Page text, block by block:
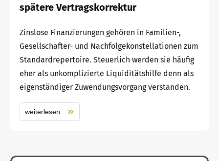
spätere Vertragskorrektur
Zinslose Finanzierungen gehören in Familien-,
Gesellschafter- und Nachfolgekonstellationen zum
Standardrepertoire. Steuerlich werden sie häufig
eher als unkomplizierte Liquiditätshilfe denn als
eigenständiger Zuwendungsvorgang verstanden.
weiterlesen